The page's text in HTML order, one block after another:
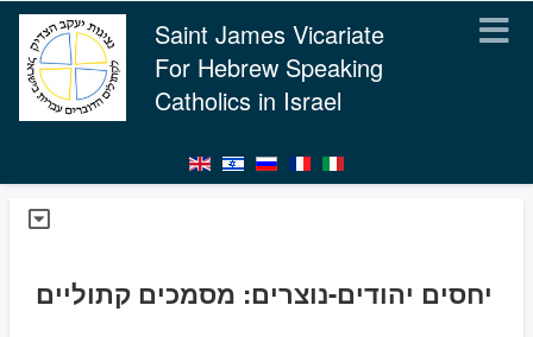
Saint James Vicariate
For Hebrew Speaking
Catholics in Israel
יחסים יהודים-נוצרים: מסמכים קתוליים